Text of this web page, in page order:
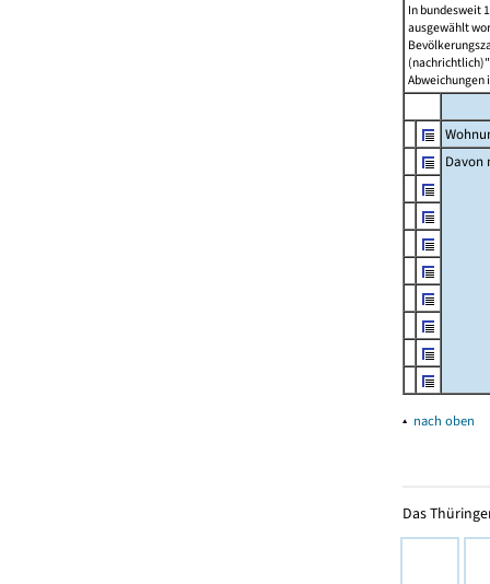
In bundesweit
ausgewählt
Abweichungen
Davon
▴ nach oben
Das